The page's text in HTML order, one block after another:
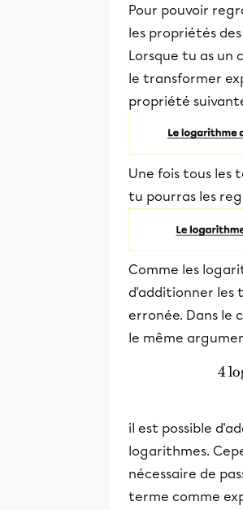
Pour pouvoir
les propriétés
Lorsque tu as
le transformer
propriété
Une fois tous les
tu pourras les
Comme les
d'additionner les
erronée. Dans le
le même
4lo
il est possible
logarithmes.
nécessaire de
terme comme